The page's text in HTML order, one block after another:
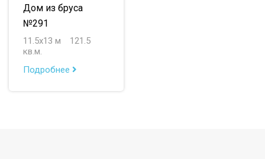
Дом из бруса
№291
11.5х13 м
121.5
кв.м.
Подробнее